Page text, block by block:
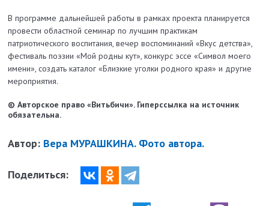
В программе дальнейшей работы в рамках проекта планируется
провести областной семинар по лучшим практикам
патриотического воспитания, вечер воспоминаний «Вкус детства»,
фестиваль поэзии «Мой родны кут», конкурс эссе «Символ моего
имени», создать каталог «Близкие уголки родного края» и другие
мероприятия.
© Авторское право «Витьбичи». Гиперссылка на источник
обязательна.
Автор: Вера МУРАШКИНА. Фото автора.
Поделиться: